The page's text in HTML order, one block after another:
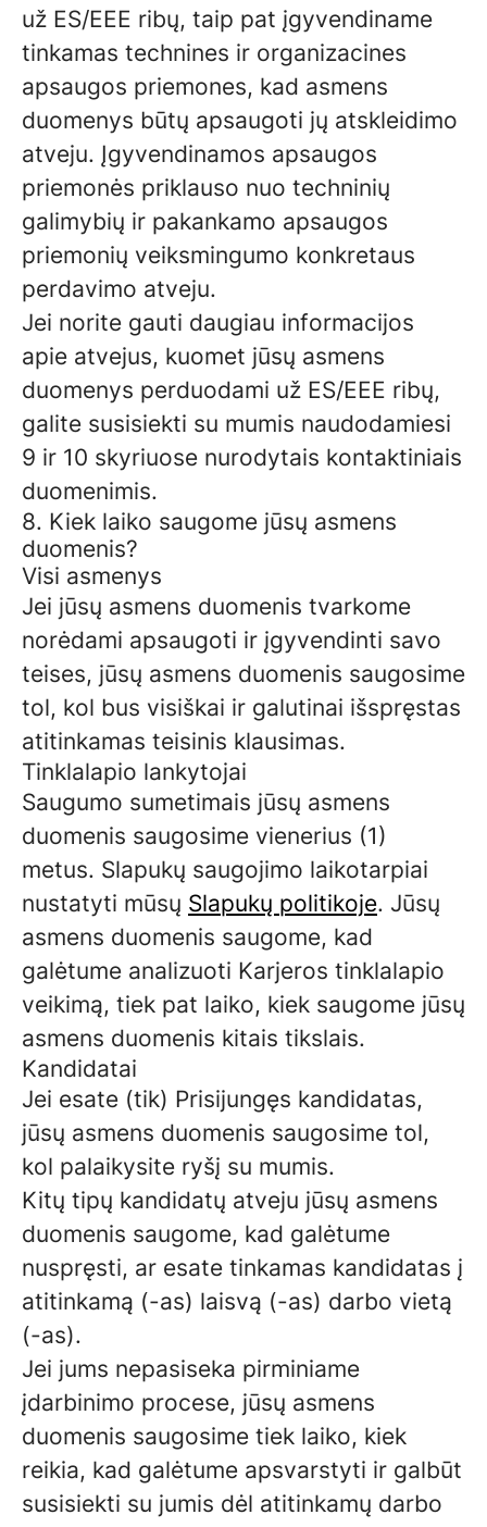
už ES/EEE ribų, taip pat įgyvendiname
tinkamas technines ir organizacines
apsaugos priemones, kad asmens
duomenys būtų apsaugoti jų atskleidimo
atveju. Įgyvendinamos apsaugos
priemonės priklauso nuo techninių
galimybių ir pakankamo apsaugos
priemonių veiksmingumo konkretaus
perdavimo atveju.
Jei norite gauti daugiau informacijos
apie atvejus, kuomet jūsų asmens
duomenys perduodami už ES/EEE ribų,
galite susisiekti su mumis naudodamiesi
9 ir 10 skyriuose nurodytais kontaktiniais
duomenimis.
8. Kiek laiko saugome jūsų asmens
duomenis?
Visi asmenys
Jei jūsų asmens duomenis tvarkome
norėdami apsaugoti ir įgyvendinti savo
teises, jūsų asmens duomenis saugosime
tol, kol bus visiškai ir galutinai išspręstas
atitinkamas teisinis klausimas.
Tinklalapio lankytojai
Saugumo sumetimais jūsų asmens
duomenis saugosime vienerius (1)
metus. Slapukų saugojimo laikotarpiai
nustatyti mūsų Slapukų politikoje. Jūsų
asmens duomenis saugome, kad
galėtume analizuoti Karjeros tinklalapio
veikimą, tiek pat laiko, kiek saugome jūsų
asmens duomenis kitais tikslais.
Kandidatai
Jei esate (tik) Prisijungęs kandidatas,
jūsų asmens duomenis saugosime tol,
kol palaikysite ryšį su mumis.
Kitų tipų kandidatų atveju jūsų asmens
duomenis saugome, kad galėtume
nuspręsti, ar esate tinkamas kandidatas į
atitinkamą (-as) laisvą (-as) darbo vietą
(-as).
Jei jums nepasiseka pirminiame
įdarbinimo procese, jūsų asmens
duomenis saugosime tiek laiko, kiek
reikia, kad galėtume apsvarstyti ir galbūt
susisiekti su jumis dėl atitinkamų darbo